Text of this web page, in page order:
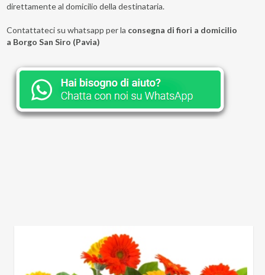
direttamente al domicilio della destinataria.
Contattateci su whatsapp per la consegna di fiori a domicilio
a Borgo San Siro (Pavia)